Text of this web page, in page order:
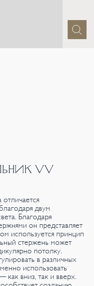
VV
двум
Благодаря
он представляет
используется принцип
стержень может
потолку.
в различных
использовать
как вниз, так и вверх.